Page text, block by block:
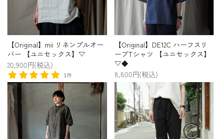
【Original】mii リネンプルオー
バー 【ユニセックス】▽
20,900円(税込)
1件
【Original】DE12C ハーフスリ
ーブTシャツ 【ユニセックス】
▽◆
8,800円(税込)